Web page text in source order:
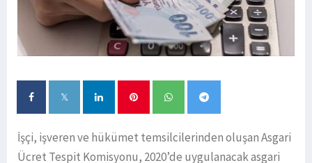
İşçi, işveren ve hükümet temsilcilerinden oluşan Asgari
Ücret Tespit Komisyonu, 2020’de uygulanacak asgari